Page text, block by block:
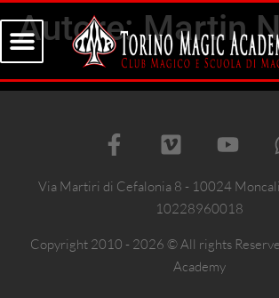
Autore:Martin
Via Martiri di Cefalonia 8 - 10024
10228960018
Copyright 2010 - 2026 © All rights
Academy